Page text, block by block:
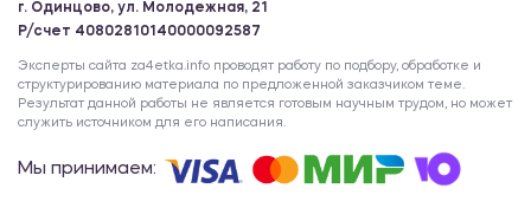
г. Одинцово, ул. Молодежная, 21
Р/счет 40802810140000092587
Эксперты сайта za4etka.info проводят работу по подбору, обработке и
структурированию материала по предложенной заказчиком теме.
Результат данной работы не является готовым научным трудом, но может
служить источником для его написания.
Мы принимаем: